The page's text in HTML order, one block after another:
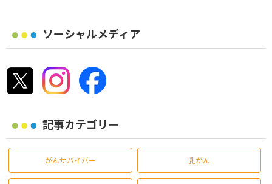
ソーシャルメディア
記事カテゴリー
がんサバイバー 乳がん